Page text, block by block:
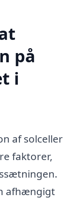
på
i
af solceller
faktorer,
afhængigt